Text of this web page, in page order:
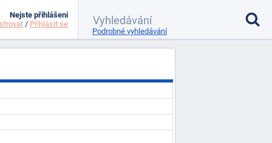
Nejste přihlášeni
/ Přihlásit se
Podrobné vyhledávání